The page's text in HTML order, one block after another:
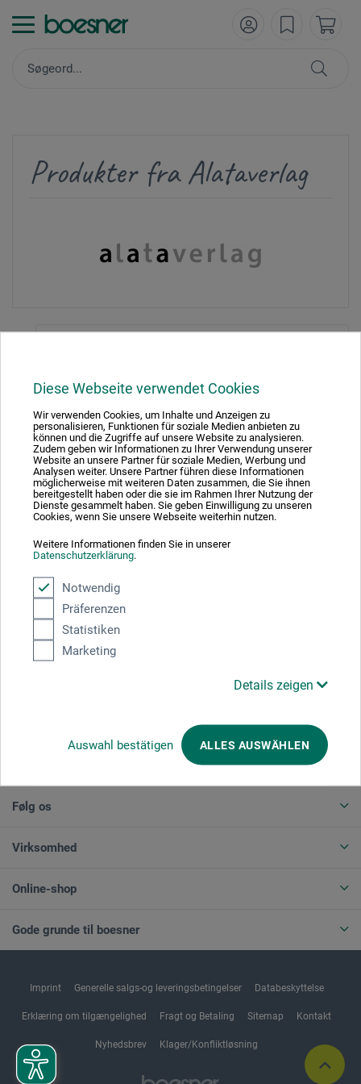
Diese Webseite verwendet Cookies
Wir verwenden Cookies, um Inhalte und Anzeigen zu
personalisieren, Funktionen für soziale Medien anbieten zu
können und die Zugriffe auf unsere Website zu analysieren.
Zudem geben wir Informationen zu Ihrer Verwendung unserer
Website an unsere Partner für soziale Medien, Werbung und
Analysen weiter. Unsere Partner führen diese Informationen
möglicherweise mit weiteren Daten zusammen, die Sie ihnen
bereitgestellt haben oder die sie im Rahmen Ihrer Nutzung der
Dienste gesammelt haben. Sie geben Einwilligung zu unseren
Cookies, wenn Sie unsere Webseite weiterhin nutzen.
Weitere Informationen finden Sie in unserer
Datenschutzerklärung.
Notwendig
Präferenzen
Statistiken
Marketing
Details zeigen
Auswahl bestätigen ALLES AUSWÄHLEN
Produkter fra Alataverlag
1
Absolut sikker
Betalingsmetoder
Følg os
Virksomhed
Online-shop
Gode grunde til boesner
Imprint Generelle salgs-og leveringsbetingelser Databeskyttelse
Erklæring om tilgængelighed Fragt og Betaling Sitemap Kontakt
Nyhedsbrev Klager/Konfliktløsning